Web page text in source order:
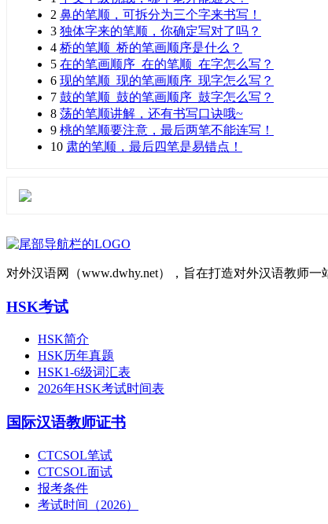
2 鼻的笔顺，可拆分为三个字来书写！
3 独体字来的笔顺，你确定写对了吗？
4 桥的笔顺_桥的笔画顺序是什么？
5 在的笔画顺序_在的笔顺_在字怎么写？
6 现的笔顺_现的笔画顺序_现字怎么写？
7 鼓的笔顺_鼓的笔画顺序_鼓字怎么写？
8 荡的笔顺讲解，还有书写口诀哦~
9 桃的笔顺要注意，最后两笔不能连写！
10 肃的笔顺，最后四笔是易错点！
对外汉语网（www.dwhy.net），旨在打造对外汉语教师
HSK考试
HSK简介
HSK历年真题
HSK1-6级词汇表
2026年HSK考试时间表
国际汉语教师证书
CTCSOL笔试
CTCSOL面试
报考条件
考试时间（2026）